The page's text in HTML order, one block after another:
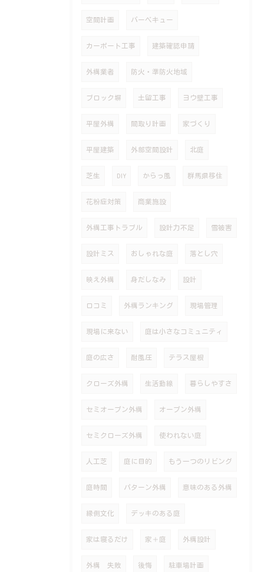
空間計画 バーベキュー
カーポート工事 建築確認申請
外構業者 防火・準防火地域
ブロック塀 土留工事 ヨウ壁工事
平屋外構 間取り計画 家づくり
平屋建築 外部空間設計 北庭
芝生 DIY からっ風 群馬県移住
花粉症対策 商業施設
外構工事トラブル 設計力不足 雪被害
設計ミス おしゃれな庭 落とし穴
映え外構 身だしなみ 設計
口コミ 外構ランキング 現場管理
現場に来ない 庭は小さなコミュニティ
庭の広さ 耐風圧 テラス屋根
クローズ外構 生活動線 暮らしやすさ
セミオープン外構 オープン外構
セミクローズ外構 使われない庭
人工芝 庭に目的 もう一つのリビング
庭時間 パターン外構 意味のある外構
縁側文化 デッキのある庭
家は寝るだけ 家＋庭 外構設計
外構 失敗 後悔 駐車場計画